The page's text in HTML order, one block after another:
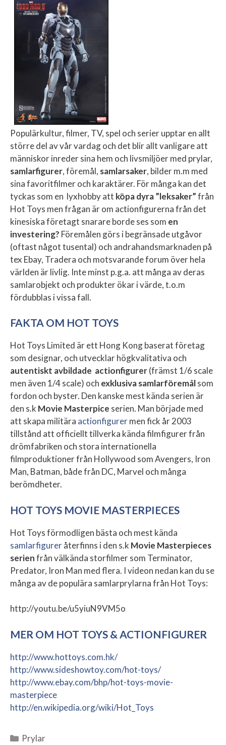
Populärkultur, filmer, TV, spel och serier upptar en allt
större del av vår vardag och det blir allt vanligare att
människor inreder sina hem och livsmiljöer med prylar,
samlarfigurer, föremål, samlarsaker, bilder m.m med
sina favoritfilmer och karaktärer. För många kan det
tyckas som en lyxhobby att köpa dyra ”leksaker”från
Hot Toys men frågan är om actionfigurerna från det
kinesiska företagt snarare borde ses som en
investering? Föremålen görs i begränsade utgåvor
(oftast något tusental) och andrahandsmarknaden på
tex Ebay, Tradera och motsvarande forum över hela
världen är livlig. Inte minst p.g.a. att många av deras
samlarobjekt och produkter ökar i värde, t.o.m
fördubblas i vissa fall.
FAKTA OM HOT TOYS
Hot Toys Limited är ett Hong Kong baserat företag
som designar, och utvecklar högkvalitativa och
autentiskt avbildade actionfigurer(främst 1/6 scale
men även 1/4 scale) och exklusiva samlarföremålsom
fordon och byster. Den kanske mest kända serien är
den s.k Movie Masterpice serien. Man började med
att skapa militära actionfigurermen fick år 2003
tillstånd att officiellt tillverka kända filmfigurer från
drömfabriken och stora internationella
filmproduktioner från Hollywood som Avengers, Iron
Man, Batman, både från DC, Marvel och många
berömdheter.
HOT TOYS MOVIE MASTERPIECES
Hot Toys förmodligen bästa och mest kända
samlarfigureråterfinns i den s.k Movie Masterpieces
serienfrån välkända storfilmer som Terminator,
Predator, Iron Man med flera. I videon nedan kan du se
många av de populära samlarprylarna från Hot Toys:
http://youtu.be/u5yiuN9VM5o
MER OM HOT TOYS & ACTIONFIGURER
http://www.hottoys.com.hk/
http://www.sideshowtoy.com/hot-toys/
http://www.ebay.com/bhp/hot-toys-movie-
masterpiece
http://en.wikipedia.org/wiki/Hot_Toys
Prylar